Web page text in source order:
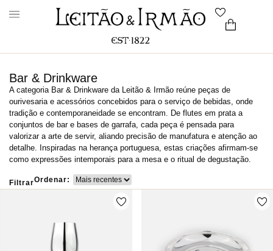
Bar & Drinkware
A categoria Bar & Drinkware da Leitão & Irmão reúne peças de
ourivesaria e acessórios concebidos para o serviço de bebidas, onde
tradição e contemporaneidade se encontram. De flutes em prata a
conjuntos de bar e bases de garrafa, cada peça é pensada para
valorizar a arte de servir, aliando precisão de manufatura e atenção ao
detalhe. Inspiradas na herança portuguesa, estas criações afirmam-se
como expressões intemporais para a mesa e o ritual de degustação.
FiltrarOrdenar: